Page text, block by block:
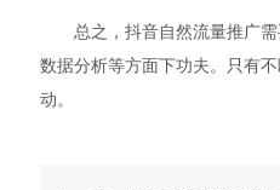
总之，抖音自然流量推广
数据分析等方面下功夫。只有
动。